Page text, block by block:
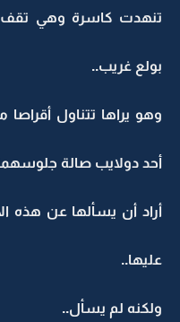
تنهدت كاسرة وهي تقف
بولع غريب..
وهو يراها تتناول أقراصا
أحد دولايب صالة
أراد أن يسألها عن هذه
عليها..
ولكنه لم يسأل..